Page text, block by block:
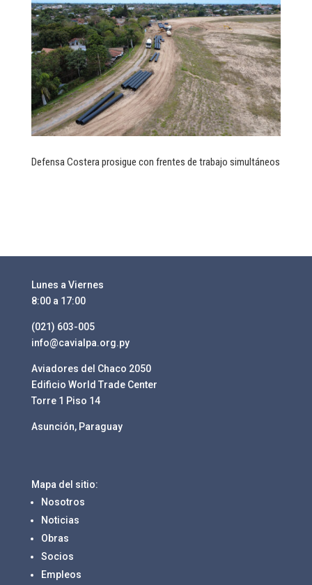
Defensa Costera prosigue con frentes de trabajo simultáneos
Lunes a Viernes
8:00 a 17:00
(021) 603-005
info@cavialpa.org.py
Aviadores del Chaco 2050
Edificio World Trade Center
Torre 1 Piso 14
Asunción, Paraguay
Mapa del sitio:
Nosotros
Noticias
Obras
Socios
Empleos